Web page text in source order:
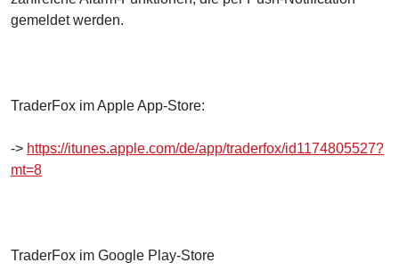
gemeldet werden.
TraderFox im Apple App-Store:
-> https://itunes.apple.com/de/app/traderfox/id1174805527?
mt=8
TraderFox im Google Play-Store